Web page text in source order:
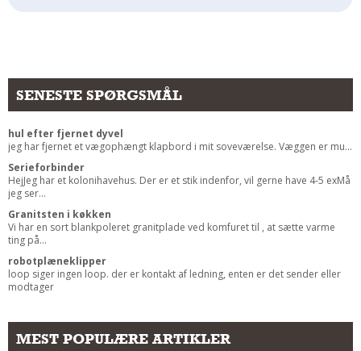
SENESTE SPØRGSMÅL
hul efter fjernet dyvel
jeg har fjernet et vægophængt klapbord i mit soveværelse. Væggen er mu...
Serieforbinder
HejJeg har et kolonihavehus. Der er et stik indenfor, vil gerne have 4-5 exMå
jeg ser...
Granitsten i køkken
Vi har en sort blankpoleret granitplade ved komfuret til , at sætte varme
ting på...
robotplæneklipper
loop siger ingen loop. der er kontakt af ledning, enten er det sender eller
modtager
MEST POPULÆRE ARTIKLER